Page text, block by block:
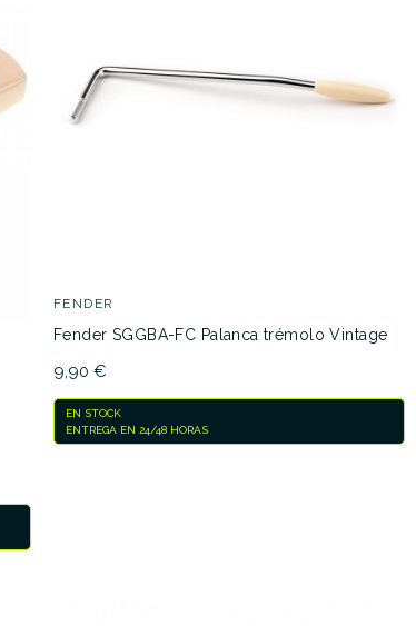
FENDER
Fender SGGBA-FC Palanca trémolo Vintage
9,90 €
EN STOCK
ENTREGA EN 24/48 HORAS